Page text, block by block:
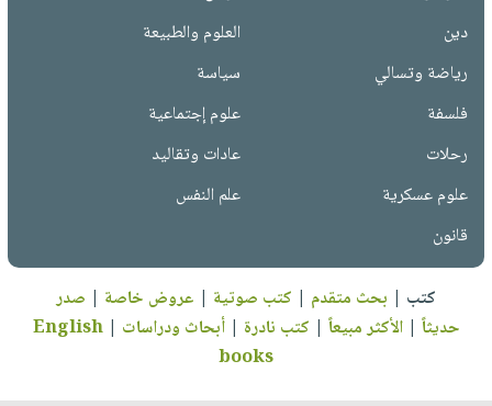
دين
العلوم والطبيعة
رياضة وتسالي
سياسة
فلسفة
علوم إجتماعية
رحلات
عادات وتقاليد
علوم عسكرية
علم النفس
قانون
كتب | بحث متقدم | كتب صوتية | عروض خاصة | صدر
حديثاً |الأكثر مبيعاً | كتب نادرة |أبحاث ودراسات |
English
books